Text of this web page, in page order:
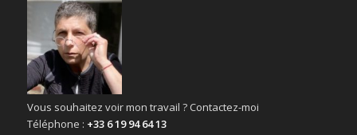
Vous souhaitez voir mon travail ? Contactez-moi
Téléphone : +33 6 19 94 64 13